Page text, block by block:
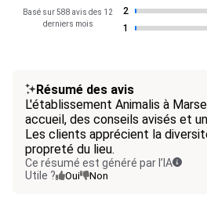
Basé sur 588 avis des 12
derniers mois
2
1
Résumé des avis
L'établissement Animalis à
accueil, des conseils avisés et
Les clients apprécient la
propreté du lieu.
Ce résumé est généré par l’IA
Utile ?
Oui Non